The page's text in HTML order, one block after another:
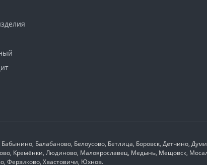
Балабаново, Белоусово, Бетлица, Боровск, Детчино,
Кремёнки, Людиново, Малоярославец, Медынь, Мещовск,
Ферзиково, Хвастовичи, Юхнов.